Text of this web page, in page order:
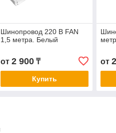
Шинопровод 220 В FAN
1,5 метра. Белый
от 2 900₸
Купить
от